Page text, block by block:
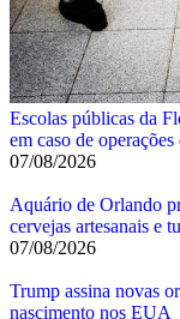
Escolas públicas da
em caso de
07/08/2026
Aquário de Orlando
cervejas artesanais e
07/08/2026
Trump assina novas
nascimento nos EUA